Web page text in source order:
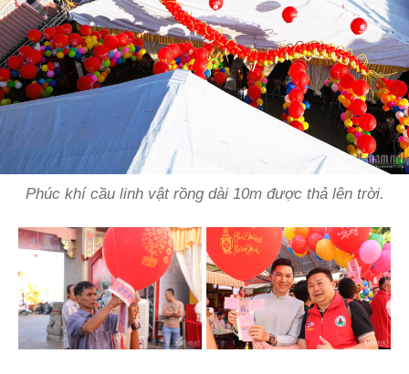
Phúc khí cầu linh vật rồng dài 10m được thả lên trời.